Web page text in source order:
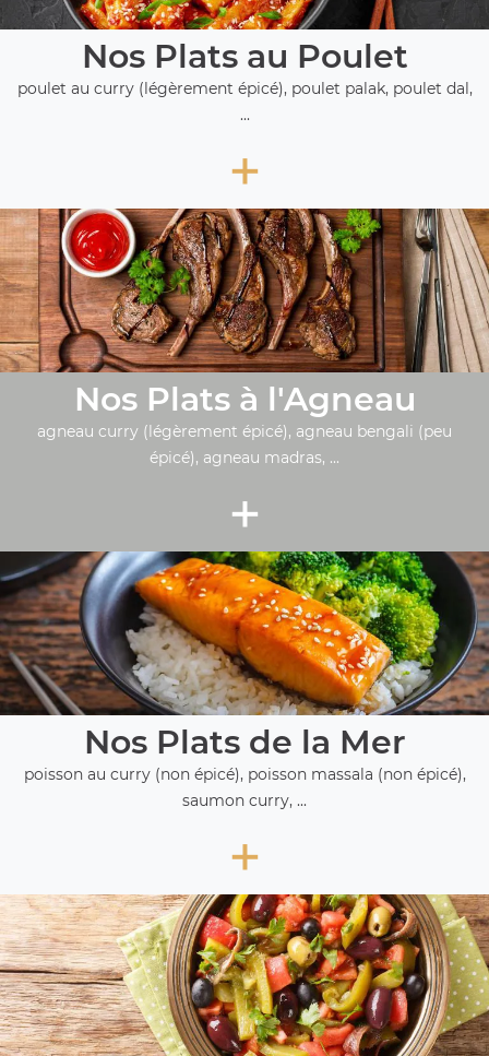
Nos Plats au Poulet
poulet au curry (légèrement épicé), poulet palak, poulet dal,
...
+
Nos Plats à l'Agneau
agneau curry (légèrement épicé), agneau bengali (peu
épicé), agneau madras, ...
+
Nos Plats de la Mer
poisson au curry (non épicé), poisson massala (non épicé),
saumon curry, ...
+